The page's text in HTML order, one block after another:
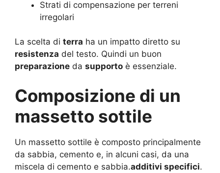
Strati di compensazione per terreni
irregolari
La scelta di terra ha un impatto diretto su
resistenza del testo. Quindi un buon
preparazione da supporto è essenziale.
Composizione di un
massetto sottile
Un massetto sottile è composto principalmente
da sabbia, cemento e, in alcuni casi, da una
miscela di cemento e sabbia.additivi specifici.